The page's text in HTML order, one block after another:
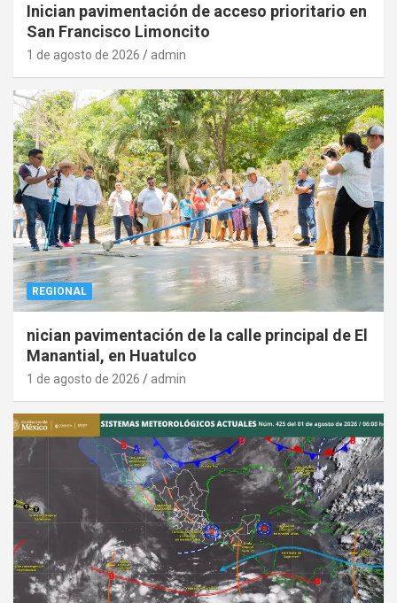
Inician pavimentación de acceso prioritario en
San Francisco Limoncito
1 de agosto de 2026 admin
REGIONAL
nician pavimentación de la calle principal de El
Manantial, en Huatulco
1 de agosto de 2026 admin